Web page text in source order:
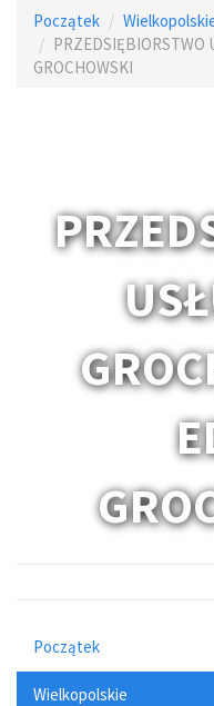
Początek
PRZEDSIĘBIORSTWO
GROCHOWSKI
Początek
Wielkopolskie